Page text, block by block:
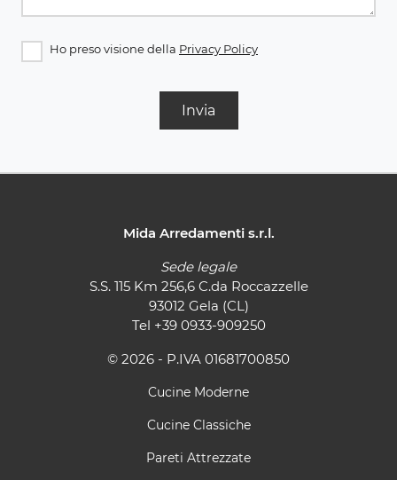
Ho preso visione della Privacy Policy
Invia
Mida Arredamenti s.r.l.
Sede legale
S.S. 115 Km 256,6 C.da Roccazzelle
93012 Gela (CL)
Tel +39 0933-909250
© 2026 - P.IVA 01681700850
Cucine Moderne
Cucine Classiche
Pareti Attrezzate